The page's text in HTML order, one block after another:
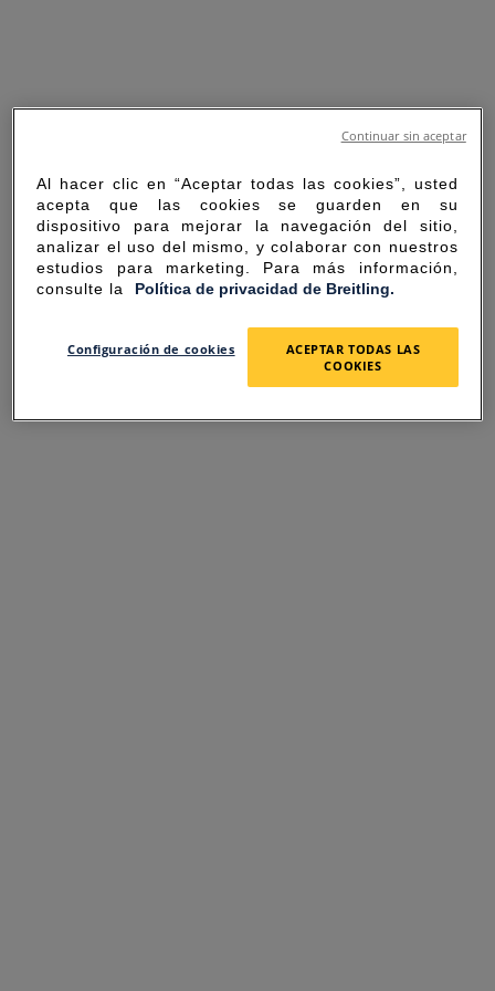
SORRY FOR THE
INCONVENIENCE
Al hacer clic en “Aceptar todas las cookies”, usted
acepta que las cookies se guarden en su
dispositivo para mejorar la navegación del sitio,
analizar el uso del mismo, y colaborar con nuestros
estudios para marketing. Para más información,
consulte la Política de privacidad de Breitling.
Configuración de cookies
ACEPTAR TODAS LAS
COOKIES
Continuar sin aceptar